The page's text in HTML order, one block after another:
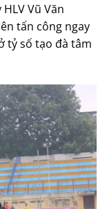
Vũ Văn
tấn công ngay
tỷ số tạo đà tâm